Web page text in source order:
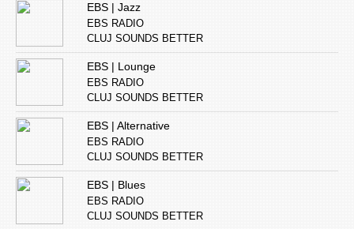
EBS | Jazz
EBS RADIO
CLUJ SOUNDS BETTER
EBS | Lounge
EBS RADIO
CLUJ SOUNDS BETTER
EBS | Alternative
EBS RADIO
CLUJ SOUNDS BETTER
EBS | Blues
EBS RADIO
CLUJ SOUNDS BETTER